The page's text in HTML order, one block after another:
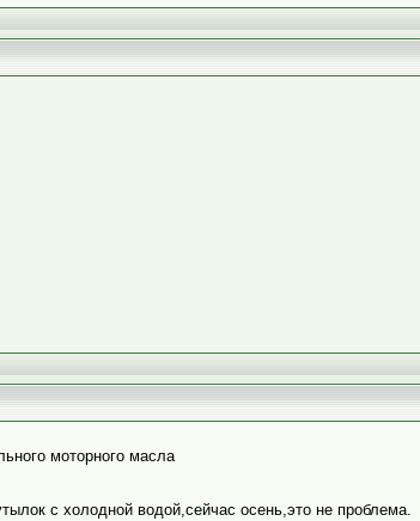
моторного масла
с холодной водой,сейчас осень,это не проблема.